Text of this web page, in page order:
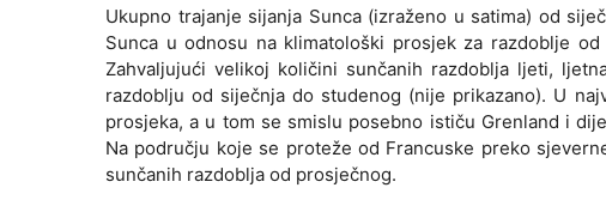
Ukupno trajanje sijanja Sunca (izraženo u satima) od
Sunca u odnosu na klimatološki prosjek za razdoblje
Zahvaljujući velikoj količini sunčanih razdoblja ljeti,
razdoblju od siječnja do studenog (nije prikazano). U
prosjeka, a u tom se smislu posebno ističu Grenland i
Na području koje se proteže od Francuske preko
sunčanih razdoblja od prosječnog.